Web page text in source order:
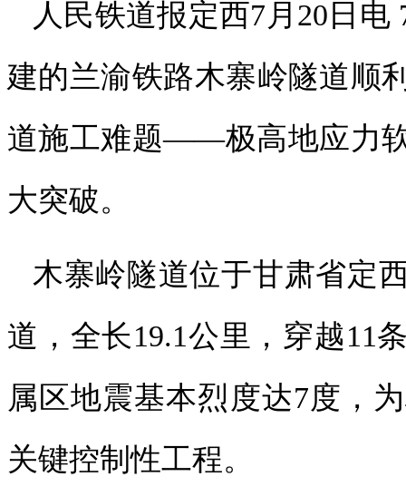
人民铁道报定西7月20日
建的兰渝铁路木寨岭隧道顺
道施工难题——极高地应力
大突破。
木寨岭隧道位于甘肃省定
道，全长19.1公里，穿越11
属区地震基本烈度达7度，
关键控制性工程。